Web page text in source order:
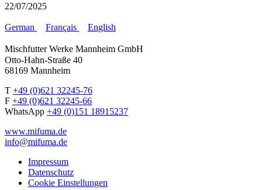
22/07/2025
German Français English
Mischfutter Werke Mannheim GmbH
Otto-Hahn-Straße 40
68169 Mannheim
T +49 (0)621 32245-76
F +49 (0)621 32245-66
WhatsApp +49 (0)151 18915237
www.mifuma.de
info@mifuma.de
Impressum
Datenschutz
Cookie Einstellungen